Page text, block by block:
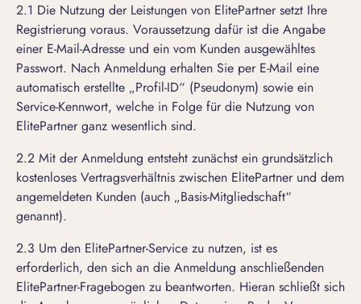
2.1 Die Nutzung der Leistungen von ElitePartner setzt Ihre
Registrierung voraus. Voraussetzung dafür ist die Angabe
einer E-Mail-Adresse und ein vom Kunden ausgewähltes
Passwort. Nach Anmeldung erhalten Sie per E-Mail eine
automatisch erstellte „Profil-ID“ (Pseudonym) sowie ein
Service-Kennwort, welche in Folge für die Nutzung von
ElitePartner ganz wesentlich sind.
2.2 Mit der Anmeldung entsteht zunächst ein grundsätzlich
kostenloses Vertragsverhältnis zwischen ElitePartner und dem
angemeldeten Kunden (auch „Basis-Mitgliedschaft“
genannt).
2.3 Um den ElitePartner-Service zu nutzen, ist es
erforderlich, den sich an die Anmeldung anschließenden
ElitePartner-Fragebogen zu beantworten. Hieran schließt sich